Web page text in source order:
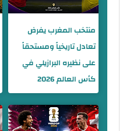
منتخب المغرب يفرض
تعادل تاريخياً ومستحقاً
على نظيره البرازيلي في
كأس العالم 2026